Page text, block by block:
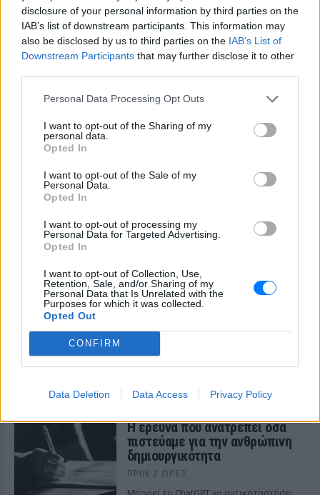
disclosure of your personal information by third parties on the
IAB’s list of downstream participants. This information may
also be disclosed by us to third parties on the IAB’s List of
Downstream Participants that may further disclose it to other
Personal Data Processing Opt Outs
I want to opt-out of the Sharing of my
personal data.
Opted In
I want to opt-out of the Sale of my
Personal Data.
Opted In
I want to opt-out of processing my
Personal Data for Targeted Advertising.
Opted In
I want to opt-out of Collection, Use,
Retention, Sale, and/or Sharing of my
Personal Data that Is Unrelated with the
Purposes for which it was collected.
Opted Out
CONFIRM
Data Deletion Data Access Privacy Policy
ΔΕΙΤΕ ΕΠΙΣΗΣ
ΣΤΗΝ ΙΔΙΑ ΚΑΤΗΓΟΡΙΑ
ΠΡΙΝ 2 ΏΡΕΣ
Έγραψε ιστορία με την πένα
της: Η δημοσιογράφος που
άλλαξε τον ρόλο των γυναικών
ΠΡΙΝ 2 ΏΡΕΣ
εποχή της και έγινε σύμβολο ενός
ολόκληρου λαού
Η έρευνα που ανατρέπει όσα
πιστεύαμε για την ανθρώπινη
δημιουργικότητα
ΠΡΙΝ 2 ΏΡΕΣ